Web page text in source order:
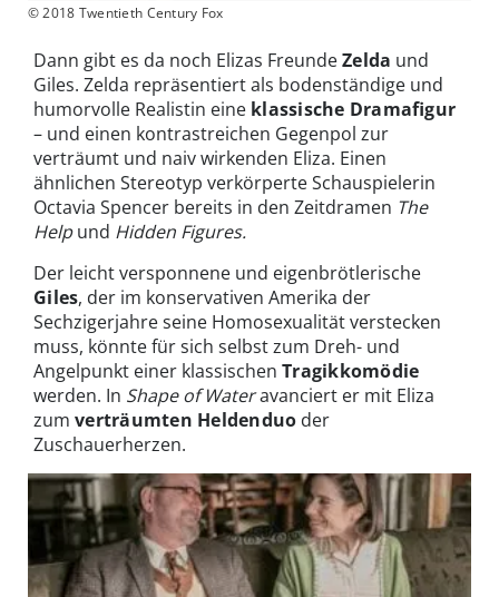
© 2018 Twentieth Century Fox
Dann gibt es da noch Elizas FreundeZelda und
Giles. Zelda repräsentiert als bodenständige und
humorvolle Realistin eine klassische Dramafigur
– und einen kontrastreichen Gegenpol zur
verträumt und naiv wirkenden Eliza. Einen
ähnlichen Stereotyp verkörperte Schauspielerin
Octavia Spencer bereits in den Zeitdramen The
Helpund Hidden Figures.
Der leicht versponnene und eigenbrötlerische
Giles, der im konservativen Amerika der
Sechzigerjahre seine Homosexualität verstecken
muss, könnte für sich selbst zum Dreh- und
Angelpunkt einer klassischen Tragikkomödie
werden. In Shape of Wateravanciert er mit Eliza
zum verträumten Heldenduo der
Zuschauerherzen.